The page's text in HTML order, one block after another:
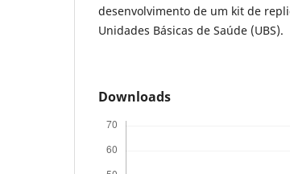
desenvolvimento de um kit de
Unidades Básicas de Saúde (UBS).
Downloads